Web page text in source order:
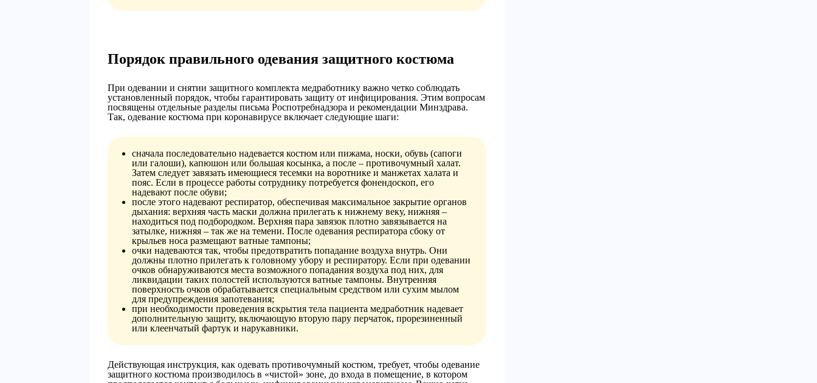
Порядок правильного одевания защитного костюма
При одевании и снятии защитного комплекта медработнику важно четко соблюдать
установленный порядок, чтобы гарантировать защиту от инфицирования. Этим вопросам
посвящены отдельные разделы письма Роспотребнадзора и рекомендации Минздрава.
Так, одевание костюма при коронавирусе включает следующие шаги:
сначала последовательно надевается костюм или пижама, носки, обувь (сапоги
или галоши), капюшон или большая косынка, а после – противочумный халат.
Затем следует завязать имеющиеся тесемки на воротнике и манжетах халата и
пояс. Если в процессе работы сотруднику потребуется фонендоскоп, его
надевают после обуви;
после этого надевают респиратор, обеспечивая максимальное закрытие органов
дыхания: верхняя часть маски должна прилегать к нижнему веку, нижняя –
находиться под подбородком. Верхняя пара завязок плотно завязывается на
затылке, нижняя – так же на темени. После одевания респиратора сбоку от
крыльев носа размещают ватные тампоны;
очки надеваются так, чтобы предотвратить попадание воздуха внутрь. Они
должны плотно прилегать к головному убору и респиратору. Если при одевании
очков обнаруживаются места возможного попадания воздуха под них, для
ликвидации таких полостей используются ватные тампоны. Внутренняя
поверхность очков обрабатывается специальным средством или сухим мылом
для предупреждения запотевания;
при необходимости проведения вскрытия тела пациента медработник надевает
дополнительную защиту, включающую вторую пару перчаток, прорезиненный
или клеенчатый фартук и нарукавники.
Действующая инструкция, как одевать противочумный костюм, требует, чтобы одевание
защитного костюма производилось в «чистой» зоне, до входа в помещение, в котором